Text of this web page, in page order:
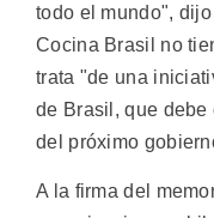
todo el mundo",
Cocina Brasil no
trata "de una
de Brasil, que
del próximo
A la firma del